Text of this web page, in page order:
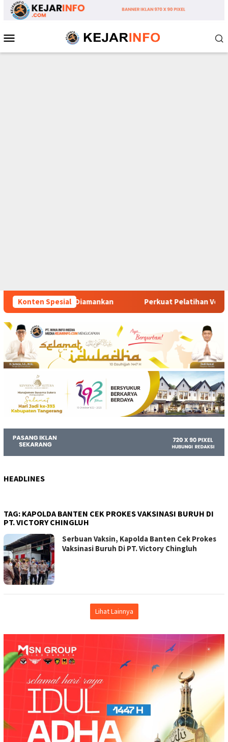
Loncat
Mobile
Konten Spesial
Perkuat Pelatihan Vokasi Berbasis Industri Gyokai
HEADLINES
TAG: KAPOLDA BANTEN CEK PROKES VAKSINASI BURUH DI
PT. VICTORY CHINGLUH
Serbuan Vaksin, Kapolda Banten Cek Prokes
Vaksinasi Buruh Di PT. Victory Chingluh
Lihat Lainnya